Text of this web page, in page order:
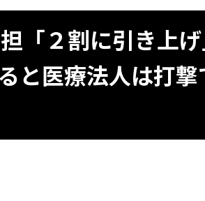
「２割に引き上
と医療法人は打撃